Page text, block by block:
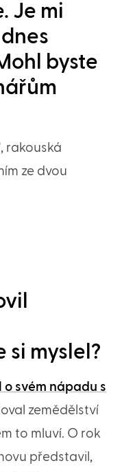
Je mi
byste
rakouská
ze dvou
si myslel?
svém nápadu s
zemědělství
to mluví. O rok
představil,